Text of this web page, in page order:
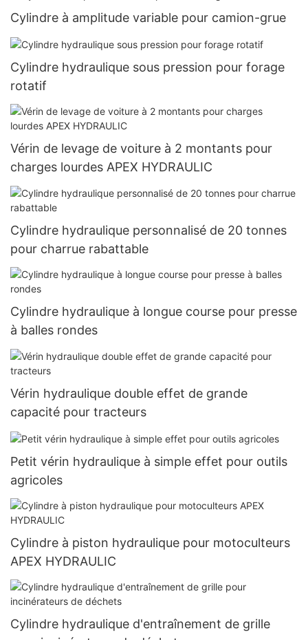
Cylindre à amplitude variable pour camion-grue
Cylindre hydraulique sous pression pour forage
rotatif
Vérin de levage de voiture à 2 montants pour
charges lourdes APEX HYDRAULIC
Cylindre hydraulique personnalisé de 20 tonnes
pour charrue rabattable
Cylindre hydraulique à longue course pour presse
à balles rondes
Vérin hydraulique double effet de grande
capacité pour tracteurs
Petit vérin hydraulique à simple effet pour outils
agricoles
Cylindre à piston hydraulique pour motoculteurs
APEX HYDRAULIC
Cylindre hydraulique d'entraînement de grille